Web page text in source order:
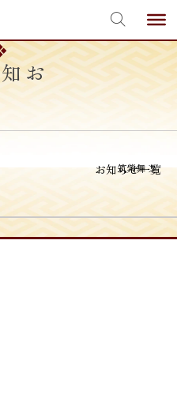
お知らせ一覧
筑紫舞≫